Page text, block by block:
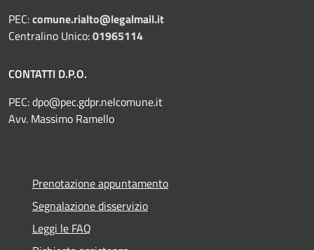
PEC:comune.rialto@legalmail.it
Centralino Unico:01965114
CONTATTI D.P.O.
PEC:dpo@pec.gdpr.nelcomune.it
Avv. Massimo Ramello
Prenotazione appuntamento
Segnalazione disservizio
Leggi le FAQ